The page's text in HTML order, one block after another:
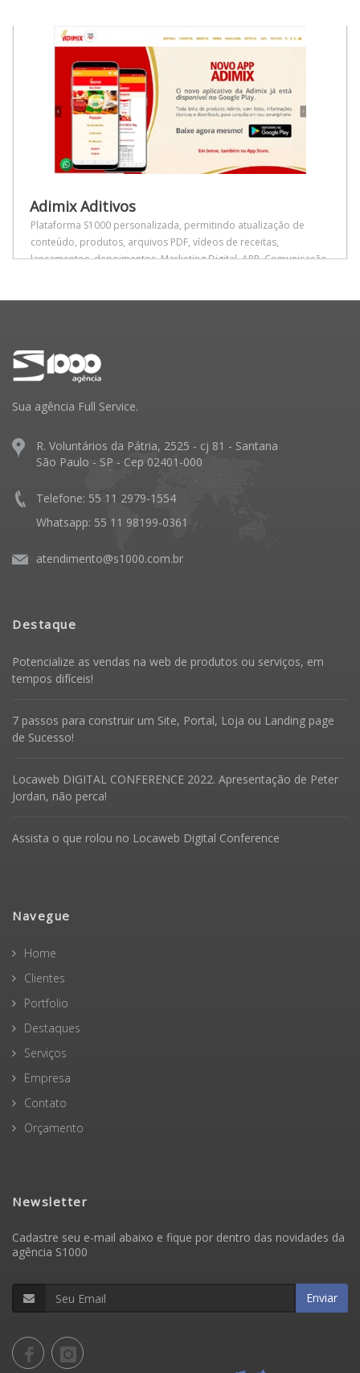
Adimix Aditivos
Plataforma S1000 personalizada, permitindo atualização de
conteúdo, produtos, arquivos PDF, vídeos de receitas,
lançamentos, depoimentos. Marketing Digital, APP, Comunicação
Sua agência Full Service.
R. Voluntários da Pátria, 2525 - cj 81 - Santana
São Paulo - SP - Cep 02401-000
Telefone: 55 11 2979-1554
Whatsapp: 55 11 98199-0361
atendimento@s1000.com.br
Destaque
Potencialize as vendas na web de produtos ou serviços, em
tempos difíceis!
7 passos para construir um Site, Portal, Loja ou Landing page
de Sucesso!
Locaweb DIGITAL CONFERENCE 2022. Apresentação de Peter
Jordan, não perca!
Assista o que rolou no Locaweb Digital Conference
Navegue
Home
Clientes
Portfolio
Destaques
Serviços
Empresa
Contato
Orçamento
Newsletter
Cadastre seu e-mail abaixo e fique por dentro das novidades da
agência S1000
Enviar